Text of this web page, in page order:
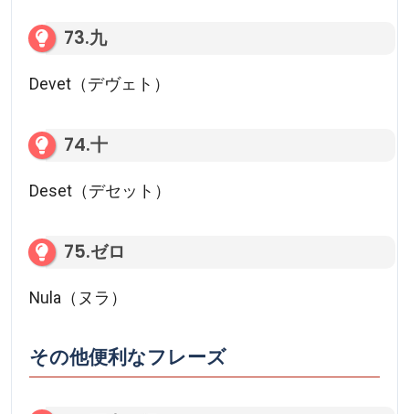
73.九
Devet（デヴェト）
74.十
Deset（デセット）
75.ゼロ
Nula（ヌラ）
その他便利なフレーズ